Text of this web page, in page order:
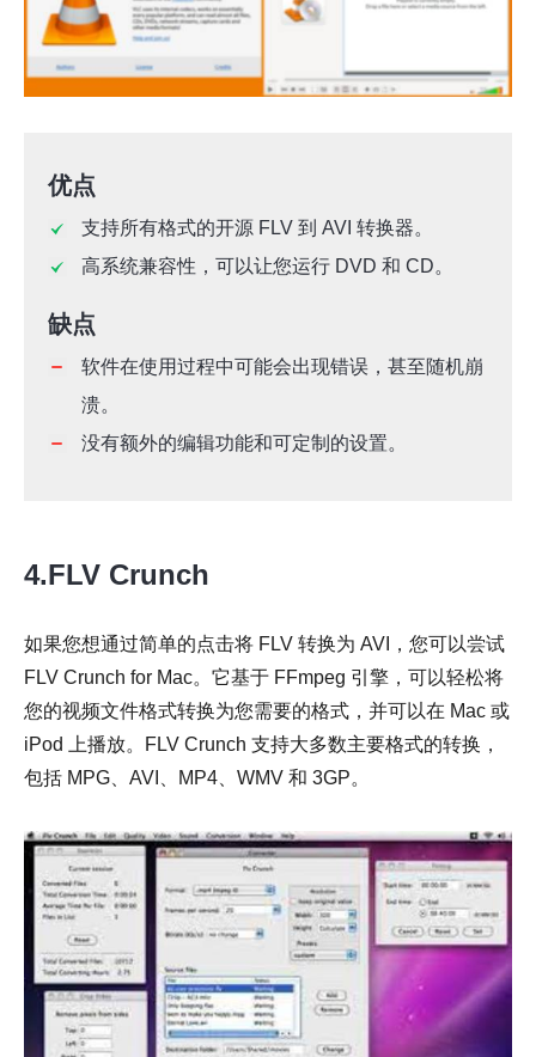
优点
支持所有格式的开源 FLV 到 AVI 转换器。
高系统兼容性，可以让您运行 DVD 和 CD。
缺点
软件在使用过程中可能会出现错误，甚至随机崩
溃。
没有额外的编辑功能和可定制的设置。
4.FLV Crunch
如果您想通过简单的点击将 FLV 转换为 AVI，您可以尝试
FLV Crunch for Mac。它基于 FFmpeg 引擎，可以轻松将
您的视频文件格式转换为您需要的格式，并可以在 Mac 或
iPod 上播放。FLV Crunch 支持大多数主要格式的转换，
包括 MPG、AVI、MP4、WMV 和 3GP。